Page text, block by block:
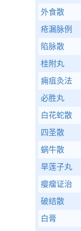
外食散
疮漏脉例
陷脉散
桂附丸
痈疽灸法
必胜丸
白花蛇散
四圣散
蜗牛散
旱莲子丸
瘿瘤证治
破结散
白膏